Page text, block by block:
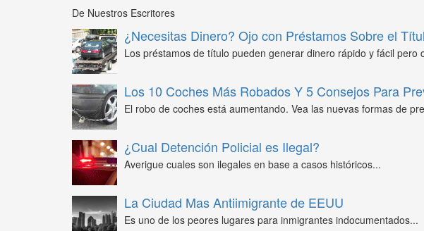
De Nuestros Escritores
¿Necesitas Dinero? Ojo con Préstamos Sobre el
Los préstamos de título pueden generar dinero rápido y fácil pero
Los 10 Coches Más Robados Y 5 Consejos Para
El robo de coches está aumentando. Vea las nuevas formas de
¿Cual Detención Policial es Ilegal?
Averigue cuales son ilegales en base a casos históricos...
La Ciudad Mas Antiimigrante de EEUU
Es uno de los peores lugares para inmigrantes indocumentados...